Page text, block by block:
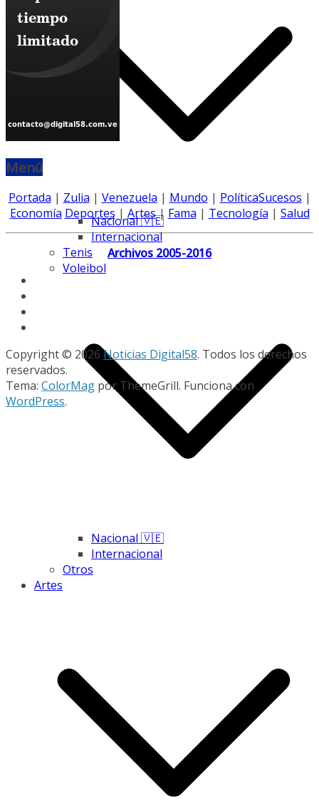
Nacional 🇻🇪
Internacional
Tenis
Voleibol
Nacional 🇻🇪
Internacional
Otros
Artes
Menú
Portada | Zulia | Venezuela | Mundo | PolíticaSucesos |
Economía Deportes | Artes| Fama | Tecnología | Salud
Archivos 2005-2016
Copyright © 2026Noticias Digital58. Todos los derechos
reservados.
Tema: ColorMag por ThemeGrill. Funciona con
WordPress.